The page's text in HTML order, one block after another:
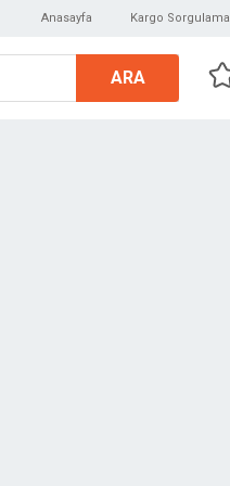
Anasayfa Kargo Sorgulama
ARA